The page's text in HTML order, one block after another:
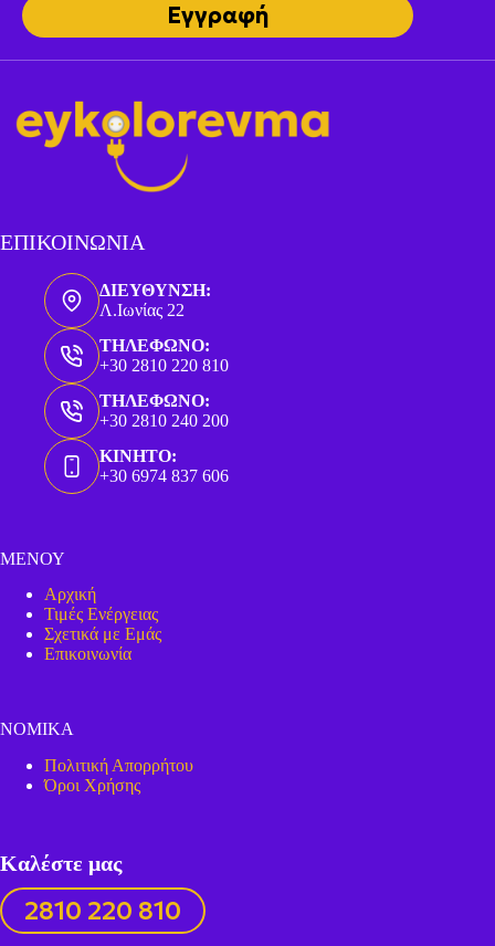
Εγγραφή
ΕΠΙΚΟΙΝΩΝΙΑ
ΔΙΕΥΘΥΝΣΗ:
Λ.Ιωνίας 22
ΤΗΛΕΦΩΝΟ:
+30 2810 220 810
ΤΗΛΕΦΩΝΟ:
+30 2810 240 200
ΚΙΝΗΤΟ:
+30 6974 837 606
ΜΕΝΟΥ
Αρχική
Τιμές Ενέργειας
Σχετικά με Εμάς
Επικοινωνία
ΝΟΜΙΚΑ
Πολιτική Απορρήτου
Όροι Χρήσης
Καλέστε μας
2810 220 810